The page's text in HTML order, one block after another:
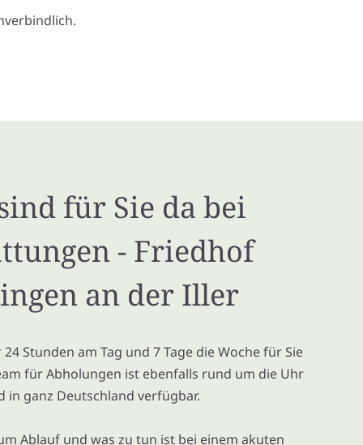
für Sie da bei
- Friedhof
an der Iller
Stunden am Tag und 7 Tage die Woche für Sie
für Abholungen ist ebenfalls rund um die Uhr
in ganz Deutschland verfügbar.
Ablauf und was zu tun ist bei einem akuten